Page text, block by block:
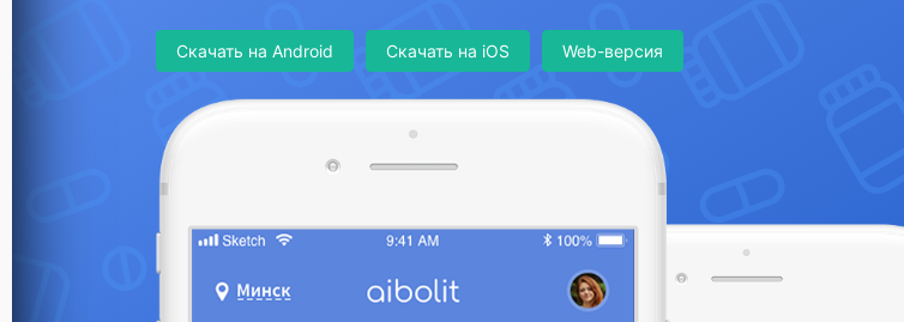
Скачать на Android Скачать на iOS Web-версия